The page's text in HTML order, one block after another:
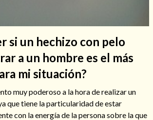
si un hechizo con pelo
a un hombre es el más
mi situación?
muy poderoso a la hora de realizar un
que tiene la particularidad de estar
con la energía de la persona sobre la que